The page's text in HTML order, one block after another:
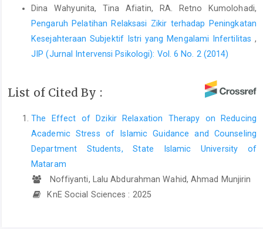
Dina Wahyunita, Tina Afiatin, RA. Retno Kumolohadi,
Pengaruh Pelatihan Relaksasi Zikir terhadap Peningkatan
Kesejahteraan Subjektif Istri yang Mengalami Infertilitas ,
JIP (Jurnal Intervensi Psikologi): Vol. 6 No. 2 (2014)
List of Cited By :
The Effect of Dzikir Relaxation Therapy on Reducing
Academic Stress of Islamic Guidance and Counseling
Department Students, State Islamic University of
Mataram
‎ Noffiyanti, Lalu Abdurahman Wahid, Ahmad Munjirin
KnE Social Sciences : 2025